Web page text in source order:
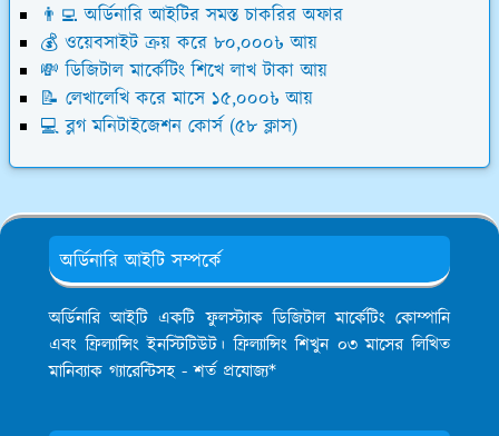
👨‍💻 অর্ডিনারি আইটির সমস্ত চাকরির অফার
💰 ওয়েবসাইট ক্রয় করে ৮০,০০০৳ আয়
💸 ডিজিটাল মার্কেটিং শিখে লাখ টাকা আয়
📝 লেখালেখি করে মাসে ১৫,০০০৳ আয়
💻 ব্লগ মনিটাইজেশন কোর্স (৫৮ ক্লাস)
অর্ডিনারি আইটি সম্পর্কে
অর্ডিনারি আইটি একটি ফুলস্ট্যাক ডিজিটাল মার্কেটিং কোম্পানি
এবং ফ্রিল্যান্সিং ইনস্টিটিউট। ফ্রিল্যান্সিং শিখুন ০৩ মাসের লিখিত
মানিব্যাক গ্যারেন্টিসহ - শর্ত প্রযোজ্য*